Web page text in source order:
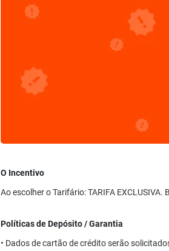
O Incentivo
Ao escolher o Tarifário: TARIFA EXCLUSIVA.
Políticas de Depósito / Garantia
• Dados de cartão de crédito serão